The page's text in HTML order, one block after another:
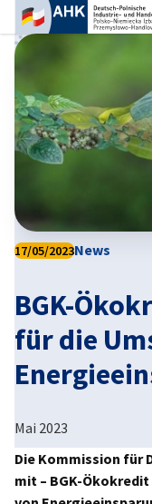
BGK-
für die
17/05/2023News
Mai 2023
Die Kommission für
mit – BGK-Ökokredit